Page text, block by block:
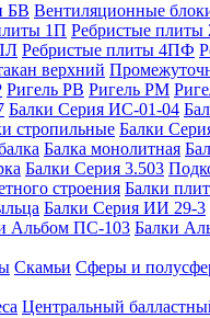
БВ Вентиляционные
1П Ребристые плиты
Ребристые плиты 4ПФ
верхний
Ригель РВ Ригель РМ
Балки Серия ИС-01-04
стропильные Балки
Балка монолитная
Балки Серия 3.503
строения Балки
Балки Серия ИИ 29-3
Альбом ПС-103 Балки
Скамьи Сферы и
Центральный